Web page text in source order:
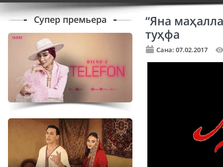
“Яна
туҳфа
Сана: 07.02.2017
Супер премьера